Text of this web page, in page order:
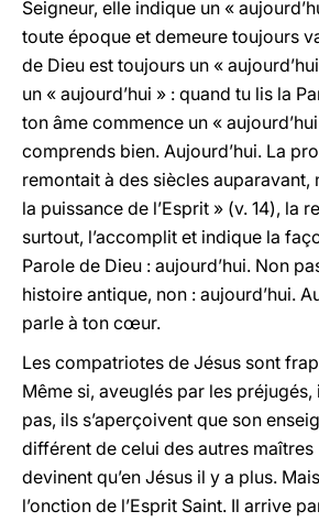
Seigneur, elle indique un «
toute époque et demeure toujours
de Dieu est toujours un «
un « aujourd’hui » : quand tu lis la
ton âme commence un «
comprends bien. Aujourd’hui. La
remontait à des siècles auparavant,
la puissance de l’Esprit » (v. 14), la
surtout, l’accomplit et indique la
Parole de Dieu : aujourd’hui. Non
histoire antique, non : aujourd’hui.
parle à ton cœur.
Les compatriotes de Jésus sont
Même si, aveuglés par les
pas, ils s’aperçoivent que son
différent de celui des autres maîtres
devinent qu’en Jésus il y a plus.
l’onction de l’Esprit Saint. Il arrive